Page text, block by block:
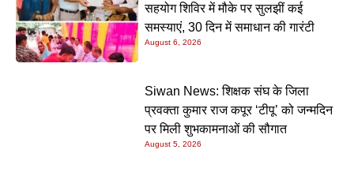
सहयोग शिविर में मौके पर सुलझीं कई
समस्याएं, 30 दिन में समाधान की गारंटी
August 6, 2026
Siwan News: शिक्षक संघ के जिला
प्रवक्ता कुमार राज कपूर ‘टीपू’ को जन्मदिन
पर मिली शुभकामनाओं की सौगात
August 5, 2026